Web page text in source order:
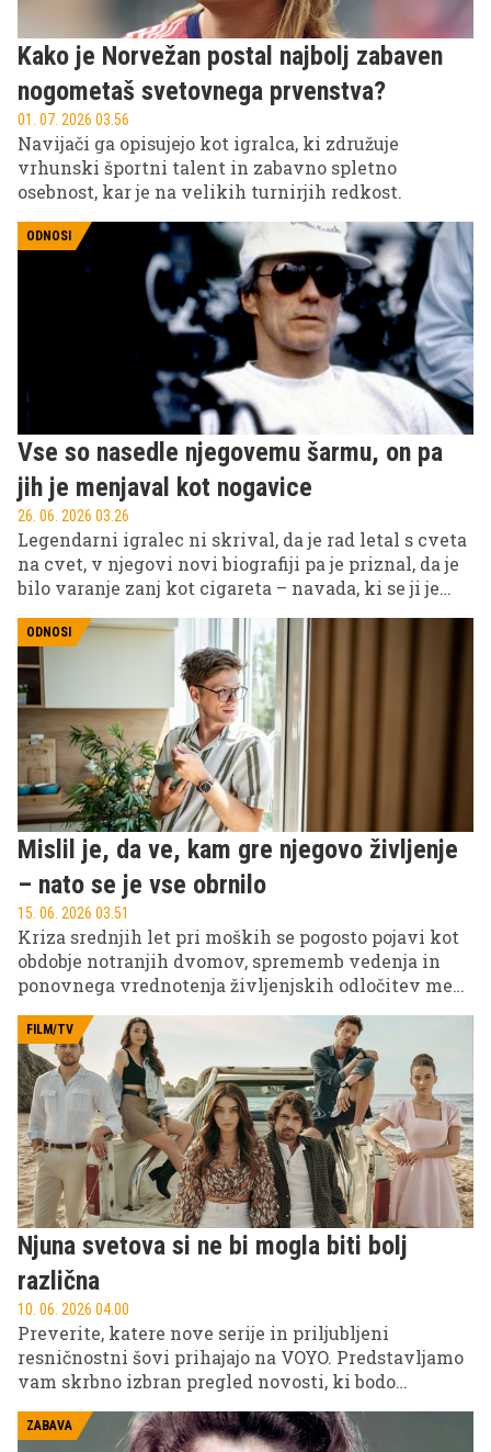
Kako je Norvežan postal najbolj zabaven
nogometaš svetovnega prvenstva?
01. 07. 2026 03.56
Navijači ga opisujejo kot igralca, ki združuje
vrhunski športni talent in zabavno spletno
osebnost, kar je na velikih turnirjih redkost.
ODNOSI
Vse so nasedle njegovemu šarmu, on pa
jih je menjaval kot nogavice
26. 06. 2026 03.26
Legendarni igralec ni skrival, da je rad letal s cveta
na cvet, v njegovi novi biografiji pa je priznal, da je
bilo varanje zanj kot cigareta – navada, ki se ji je
bilo težko odpovedati.
ODNOSI
Mislil je, da ve, kam gre njegovo življenje
– nato se je vse obrnilo
15. 06. 2026 03.51
Kriza srednjih let pri moških se pogosto pojavi kot
obdobje notranjih dvomov, sprememb vedenja in
ponovnega vrednotenja življenjskih odločitev med
FILM/TV
Njuna svetova si ne bi mogla biti bolj
različna
10. 06. 2026 04.00
Preverite, katere nove serije in priljubljeni
resničnostni šovi prihajajo na VOYO. Predstavljamo
vam skrbno izbran pregled novosti, ki bodo
napetosti, smeha ter iskrenih čustev.
ZABAVA